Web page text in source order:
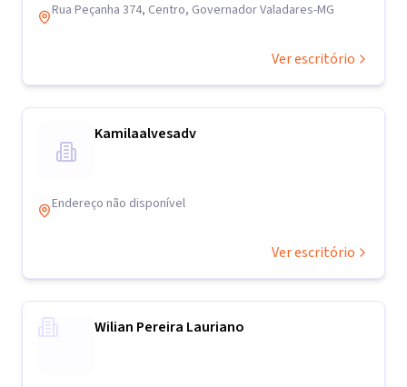
Rua Peçanha 374, Centro, Governador Valadares-MG
Ver escritório
Kamilaalvesadv
Endereço não disponível
Ver escritório
Wilian Pereira Lauriano